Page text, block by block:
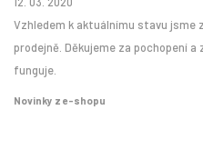
Vzhledem k aktuálnímu stavu jsme
prodejně. Děkujeme za pochopení
funguje.
Novinky z e-shopu